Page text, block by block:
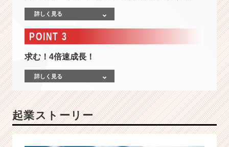
じ
ゃ
詳しく見る
POINT 3
求む！4倍速成長！
詳しく見る
起業ストーリー